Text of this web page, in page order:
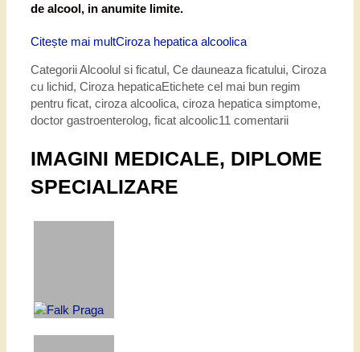
de alcool, in anumite limite.
Citește mai multCiroza hepatica alcoolica
CategoriiAlcoolul si ficatul, Ce dauneaza ficatului, Ciroza
cu lichid, Ciroza hepaticaEtichete cel mai bun regim
pentru ficat, ciroza alcoolica, ciroza hepatica simptome,
doctor gastroenterolog, ficat alcoolic11 comentarii
IMAGINI MEDICALE, DIPLOME
SPECIALIZARE